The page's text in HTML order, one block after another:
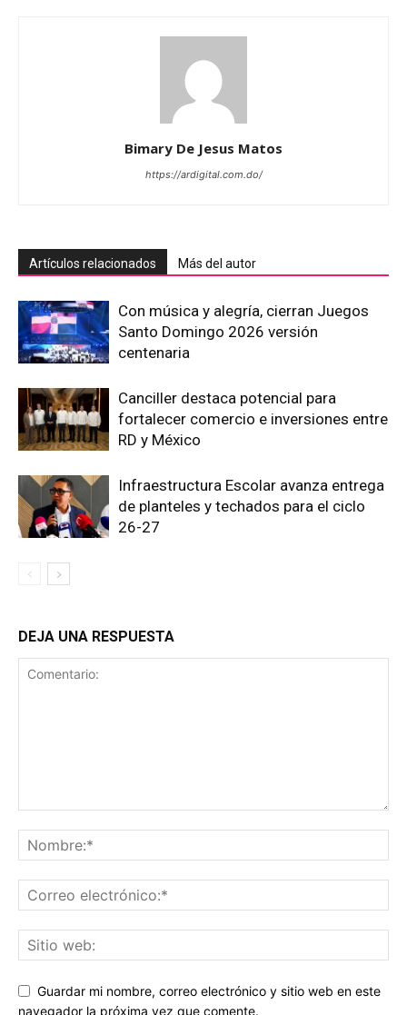
Bimary De Jesus Matos
https://ardigital.com.do/
Artículos relacionados Más del autor
Con música y alegría, cierran Juegos
Santo Domingo 2026 versión
centenaria
Canciller destaca potencial para
fortalecer comercio e inversiones entre
RD y México
Infraestructura Escolar avanza entrega
de planteles y techados para el ciclo
26-27
DEJA UNA RESPUESTA
Guardar mi nombre, correo electrónico y sitio web en este
navegador la próxima vez que comente.